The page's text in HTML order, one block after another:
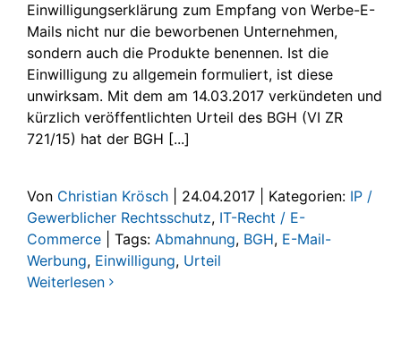
Einwilligungserklärung zum Empfang von Werbe-E-
Mails nicht nur die beworbenen Unternehmen,
sondern auch die Produkte benennen. Ist die
Einwilligung zu allgemein formuliert, ist diese
unwirksam. Mit dem am 14.03.2017 verkündeten und
kürzlich veröffentlichten Urteil des BGH (VI ZR
721/15) hat der BGH [...]
Von Christian Krösch 24.04.2017 Kategorien: IP /
Gewerblicher Rechtsschutz, IT-Recht / E-
Commerce
Tags: Abmahnung, BGH, E-Mail-
Werbung, Einwilligung, Urteil
Weiterlesen